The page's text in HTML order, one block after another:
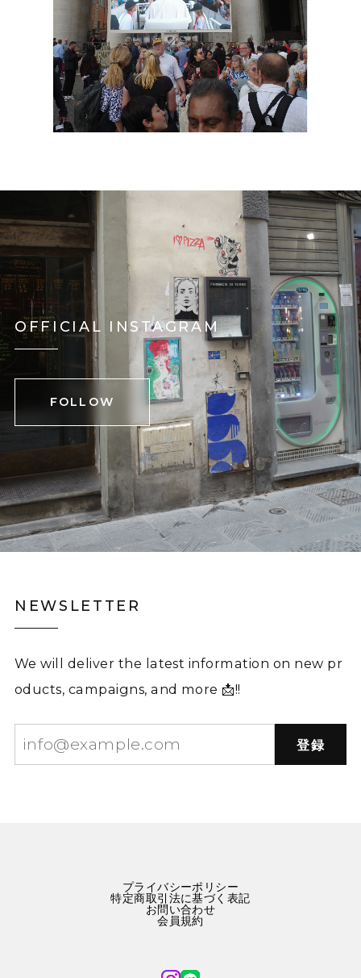
OFFICIAL INSTAGRAM
FOLLOW
NEWSLETTER
We will deliver the latest information on new pr
oducts, campaigns, and more 📩!!
登録
プライバシーポリシー
特定商取引法に基づく表記
お問い合わせ
会員規約